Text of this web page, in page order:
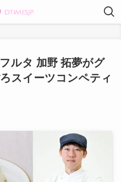
ルタ 加野 拓夢がグ
スイーツコンペティ